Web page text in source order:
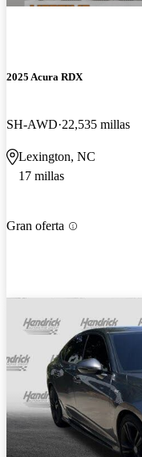
2025 Acura RDX
SH-AWD 22,535 millas
Lexington, NC
17 millas
Gran oferta